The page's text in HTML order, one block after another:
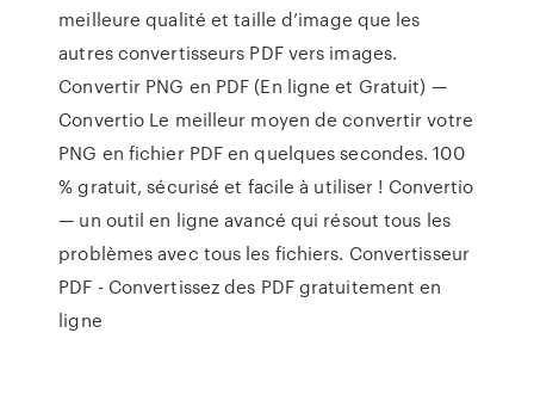
meilleure qualité et taille d’image que les
autres convertisseurs PDF vers images.
Convertir PNG en PDF (En ligne et Gratuit) —
Convertio Le meilleur moyen de convertir votre
PNG en fichier PDF en quelques secondes. 100
% gratuit, sécurisé et facile à utiliser ! Convertio
— un outil en ligne avancé qui résout tous les
problèmes avec tous les fichiers. Convertisseur
PDF - Convertissez des PDF gratuitement en
ligne